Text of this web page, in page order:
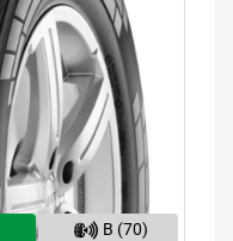
B (70)